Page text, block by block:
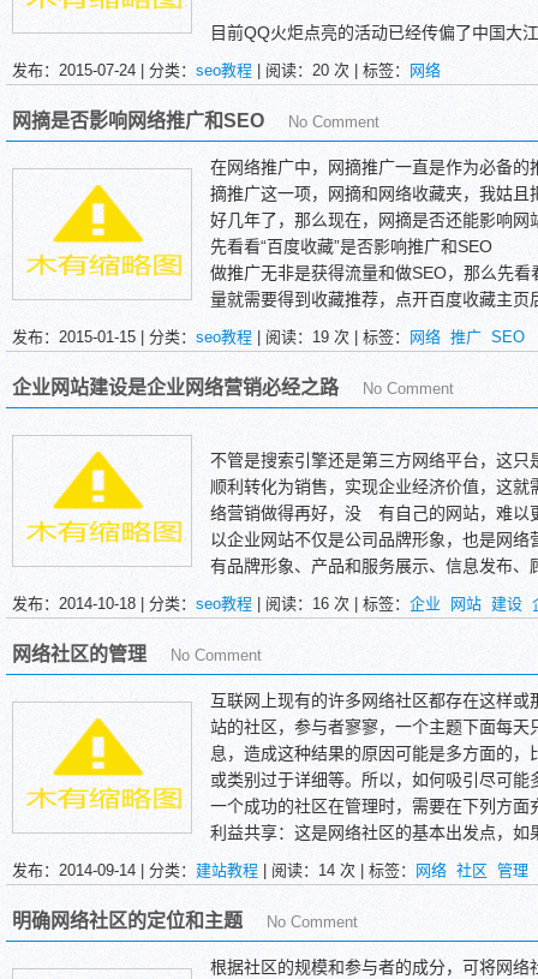
目前QQ火炬点亮的活动已经传偏了中国大
受到大家的追捧。可口可乐怎么会想到在
想到在赞助QQ火炬点亮时使用这种方式，
难道就不能用其它QQ最常使用的营销推广
这一切都值得我们好好思考，在这次网络
相关性，使每一位参与者都充分的加入进
的弹出窗口以及浮漂广告效果，可以说是
点亮奥运精神时不知不觉的将可口可乐牢
个重要环节，我们作为SEO前沿的第一批
发布：2015-07-24 | 分类： seo教程 | 阅读： 20 次 | 标签： 网络
网摘是否影响网络推广和SEO No Comment
在网络推广中，网摘推广一直是作为必备
摘推广这一项，网摘和网络收藏夹，我姑
好几年了，那么现在，网摘是否还能影响网
先看看“百度收藏”是否影响推广和SEO
做推广无非是获得流量和做SEO，那么先看
量就需要得到收藏推荐，点开百度收藏主
法，所以通过百度收藏是无法获得流量的。
在来看看利用百度收藏做SEO提高权重是
的权重要好，先来看看百度对自家百度收藏
发布：2015-01-15 | 分类： seo教程 | 阅读： 19 次 | 标签： 网络 推广 SEO
企业网站建设是企业网络营销必经之路 No Comment
不管是搜索引擎还是第三方网络平台，这
顺利转化为销售，实现企业经济价值，这
络营销做得再好，没 有自己的网站，难以
以企业网站不仅是公司品牌形象，也是网
有品牌形象、产品和服务展示、信息发布
营销推广的各种方式就是不同的途径，引
发布：2014-10-18 | 分类： seo教程 | 阅读： 16 次 | 标签： 企业 网站 建设
网络社区的管理 No Comment
互联网上现有的许多网络社区都存在这样
站的社区，参与者寥寥，一个主题下面每
息，造成这种结果的原因可能是多方面的
或类别过于详细等。所以，如何吸引尽可
一个成功的社区在管理时，需要在下列方面
利益共享：这是网络社区的基本出发点，
益，也许就不会对该社区关注。会员期望
有价值的信息、与志趣相投者的交流、获得
发布：2014-09-14 | 分类： 建站教程 | 阅读： 14 次 | 标签： 网络 社区 管理
明确网络社区的定位和主题 No Comment
根据社区的规模和参与者的成分，可将网